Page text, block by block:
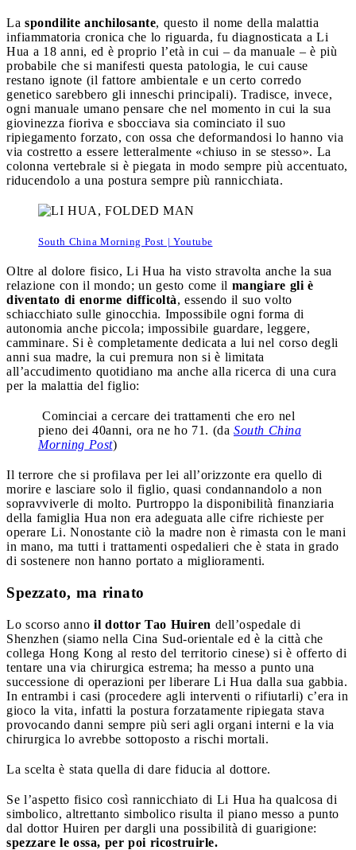
La spondilite anchilosante, questo il nome della malattia
infiammatoria cronica che lo riguarda, fu diagnosticata a Li
Hua a 18 anni, ed è proprio l’età in cui – da manuale – è più
probabile che si manifesti questa patologia, le cui cause
restano ignote (il fattore ambientale e un certo corredo
genetico sarebbero gli inneschi principali). Tradisce, invece,
ogni manuale umano pensare che nel momento in cui la sua
giovinezza fioriva e sbocciava sia cominciato il suo
ripiegamento forzato, con ossa che deformandosi lo hanno via
via costretto a essere letteralmente «chiuso in se stesso». La
colonna vertebrale si è piegata in modo sempre più accentuato,
riducendolo a una postura sempre più rannicchiata.
South China Morning Post | Youtube
Oltre al dolore fisico, Li Hua ha visto stravolta anche la sua
relazione con il mondo; un gesto come il mangiare gli è
diventato di enorme difficoltà, essendo il suo volto
schiacchiato sulle ginocchia. Impossibile ogni forma di
autonomia anche piccola; impossibile guardare, leggere,
camminare. Si è completamente dedicata a lui nel corso degli
anni sua madre, la cui premura non si è limitata
all’accudimento quotidiano ma anche alla ricerca di una cura
per la malattia del figlio:
Cominciai a cercare dei trattamenti che ero nel
pieno dei 40anni, ora ne ho 71. (da South China
Morning Post)
Il terrore che si profilava per lei all’orizzonte era quello di
morire e lasciare solo il figlio, quasi condannandolo a non
sopravviverle di molto. Purtroppo la disponibilità finanziaria
della famiglia Hua non era adeguata alle cifre richieste per
operare Li. Nonostante ciò la madre non è rimasta con le mani
in mano, ma tutti i trattamenti ospedalieri che è stata in grado
di sostenere non hanno portato a miglioramenti.
Spezzato, ma rinato
Lo scorso anno il dottor Tao Huiren dell’ospedale di
Shenzhen (siamo nella Cina Sud-orientale ed è la città che
collega Hong Kong al resto del territorio cinese) si è offerto di
tentare una via chirurgica estrema; ha messo a punto una
successione di operazioni per liberare Li Hua dalla sua gabbia.
In entrambi i casi (procedere agli interventi o rifiutarli) c’era in
gioco la vita, infatti la postura forzatamente ripiegata stava
provocando danni sempre più seri agli organi interni e la via
chirurgica lo avrebbe sottoposto a rischi mortali.
La scelta è stata quella di dare fiducia al dottore.
Se l’aspetto fisico così rannicchiato di Li Hua ha qualcosa di
simbolico, altrettanto simbolico risulta il piano messo a punto
dal dottor Huiren per dargli una possibilità di guarigione:
spezzare le ossa, per poi ricostruirle.